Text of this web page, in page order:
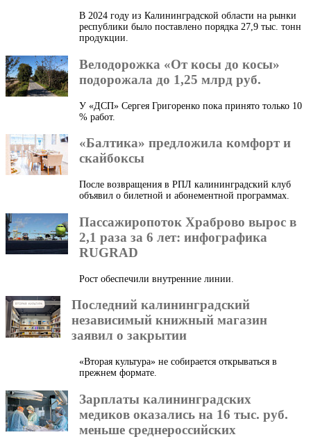
В 2024 году из Калининградской области на рынки
республики было поставлено порядка 27,9 тыс. тонн
продукции.
Велодорожка «От косы до косы»
подорожала до 1,25 млрд руб.
У «ДСП» Сергея Григоренко пока принято только 10
% работ.
«Балтика» предложила комфорт и
скайбоксы
После возвращения в РПЛ калининградский клуб
объявил о билетной и абонементной программах.
Пассажиропоток Храброво вырос в
2,1 раза за 6 лет: инфографика
RUGRAD
Рост обеспечили внутренние линии.
Последний калининградский
независимый книжный магазин
заявил о закрытии
«Вторая культура» не собирается открываться в
прежнем формате.
Зарплаты калининградских
медиков оказались на 16 тыс. руб.
меньше среднероссийских